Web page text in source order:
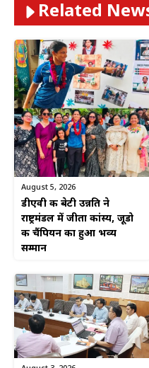
Related
August 5, 2026
डीएवी की बेटी उन्नति ने
राष्ट्रमंडल में जीता कांस्य, जूडो
की चैंपियन का हुआ भव्य
सम्मान